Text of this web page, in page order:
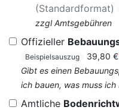
(Standardformat)
zzgl Amtsgebühren
Offizieller
Beispielsauszug
39,80 €
Gibt es einen
ich bauen, was muss ich
Amtliche